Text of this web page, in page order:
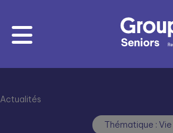
Actualités
Thématique :